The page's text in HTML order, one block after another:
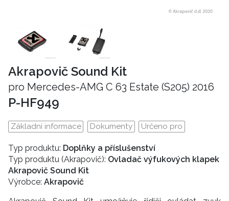
Akrapovič Sound Kit
pro Mercedes-AMG C 63 Estate (S205) 2016
P-HF949
Základní informace Dokumenty Určeno pro
Typ produktu: Doplňky a příslušenství
Typ produktu (Akrapovič): Ovladač výfukových klapek
Akrapovič Sound Kit
Výrobce: Akrapovič